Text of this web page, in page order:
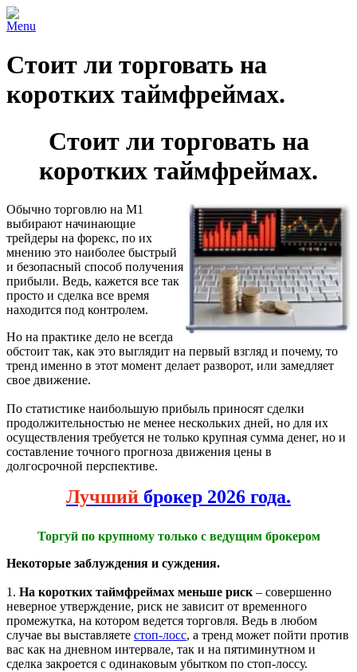
Menu
Стоит ли торговать на
коротких таймфреймах.
Стоит ли торговать на
коротких таймфреймах.
Обычно торговлю на М1
выбирают начинающие
трейдеры на форекс, по их
мнению это наиболее быстрый
и безопасный способ получения
прибыли. Ведь, кажется все так
просто и сделка все время
находится под контролем.
Но на практике дело не всегда
обстоит так, как это выглядит на первый взгляд и почему, то
тренд именно в этот момент делает разворот, или замедляет
свое движение.
По статистике наибольшую прибыль приносят сделки
продолжительностью не менее нескольких дней, но для их
осуществления требуется не только крупная сумма денег, но и
составление точного прогноза движения цены в
долгосрочной перспективе.
Лучший брокер 2026 года.
Торгуй по крупному только с ведущим брокером
Некоторые заблуждения и суждения.
1. На коротких таймфреймах меньше риск – совершенно
неверное утверждение, риск не зависит от временного
промежутка, на котором ведется торговля. Ведь в любом
случае вы выставляете стоп-лосс, а тренд может пойти против
вас как на дневном интервале, так и на пятиминутном и
сделка закроется с одинаковым убытком по стоп-лоссу.